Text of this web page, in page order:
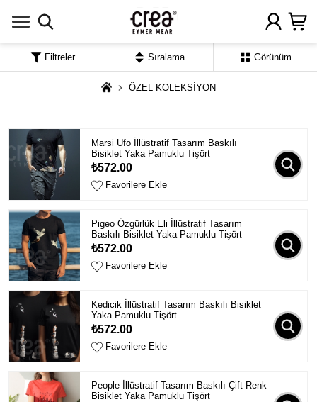
ÖZEL KOLEKSİYON
Marsi Ufo İllüstratif Tasarım Baskılı
Bisiklet Yaka Pamuklu Tişört
₺572.00
Favorilere Ekle
Pigeo Özgürlük Eli İllüstratif Tasarım
Baskılı Bisiklet Yaka Pamuklu Tişört
₺572.00
Favorilere Ekle
Kedicik İllüstratif Tasarım Baskılı Bisiklet
Yaka Pamuklu Tişört
₺572.00
Favorilere Ekle
People İllüstratif Tasarım Baskılı Çift Renk
Bisiklet Yaka Pamuklu Tişört
Filtreler Sıralama Görünüm